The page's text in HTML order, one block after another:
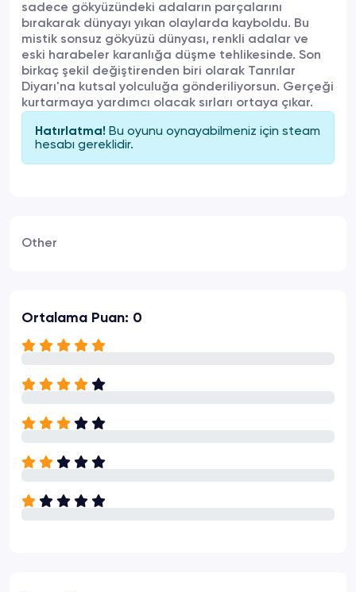
sadece gökyüzündeki adaların parçalarını
bırakarak dünyayı yıkan olaylarda kayboldu. Bu
mistik sonsuz gökyüzü dünyası, renkli adalar ve
eski harabeler karanlığa düşme tehlikesinde. Son
birkaç şekil değiştirenden biri olarak Tanrılar
Diyarı'na kutsal yolculuğa gönderiliyorsun. Gerçeği
kurtarmaya yardımcı olacak sırları ortaya çıkar.
Hatırlatma! Bu oyunu oynayabilmeniz için steam
hesabı gereklidir.
Other
Ortalama Puan: 0